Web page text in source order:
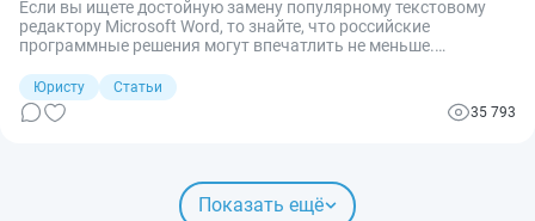
Если вы ищете достойную замену популярному текстовому
редактору Microsoft Word, то знайте, что российские
программные решения могут впечатлить не меньше.
«Ворда», доступными, функциональными и не уступающими
ему по качеству. Узнайте, какие бесплатные офисные пакеты
составляют достойную конкуренцию упомянутому мировому
Юристу
Статьи
35 793
Показать ещё